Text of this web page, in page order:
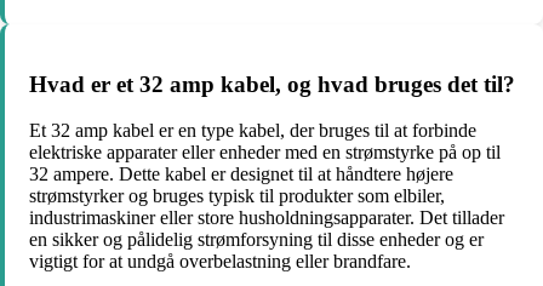
Hvad er et 32 amp kabel, og hvad bruges det til?
Et 32 amp kabel er en type kabel, der bruges til at forbinde
elektriske apparater eller enheder med en strømstyrke på op til
32 ampere. Dette kabel er designet til at håndtere højere
strømstyrker og bruges typisk til produkter som elbiler,
industrimaskiner eller store husholdningsapparater. Det tillader
en sikker og pålidelig strømforsyning til disse enheder og er
vigtigt for at undgå overbelastning eller brandfare.